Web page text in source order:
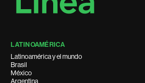
LATINOAMÉRICA
Latinoamérica y el mundo
Brasil
México
Argentina